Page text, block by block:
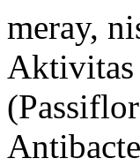
meray,
Aktivitas